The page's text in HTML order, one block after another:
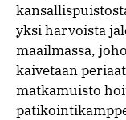
yksi harvoista
maailmassa,
kaivetaan
matkamuisto